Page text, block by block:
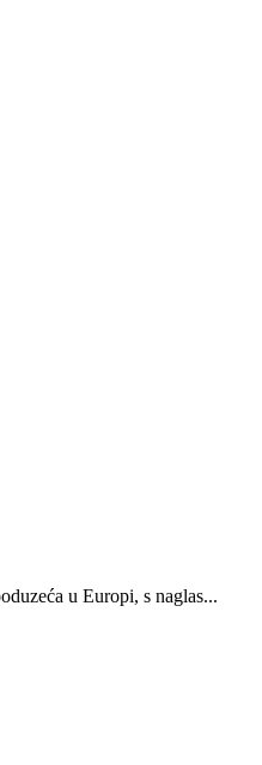
u Europi, s naglas...